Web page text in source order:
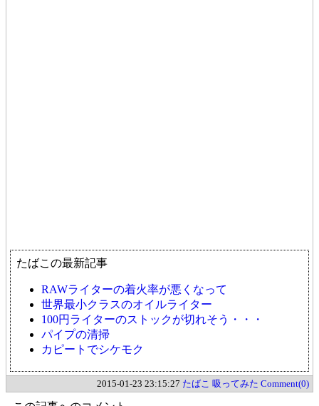
たばこの最新記事
RAWライターの着火率が悪くなって
世界最小クラスのオイルライター
100円ライターのストックが切れそう・・・
パイプの清掃
カピートでシケモク
2015-01-23 23:15:27 たばこ 吸ってみた Comment(0)